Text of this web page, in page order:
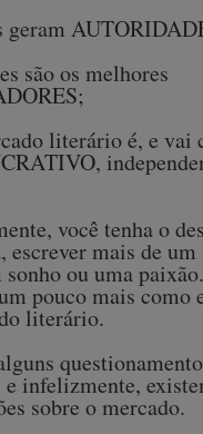
geram
são os melhores
literário é, e vai
você tenha o
escrever mais de
sonho ou uma
pouco mais como
literário.
e infelizmente,
sobre o mercado.